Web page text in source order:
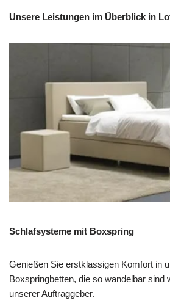
Unsere Leistungen im Überblick in
Schlafsysteme mit Boxspring
Genießen Sie erstklassigen Komfort in
Boxspringbetten, die so wandelbar sind
unserer Auftraggeber.